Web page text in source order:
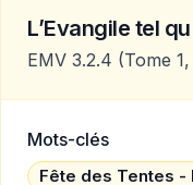
L’Evangile tel
EMV 3.2.4 (Tome
Mots-clés
Fête des Tentes -